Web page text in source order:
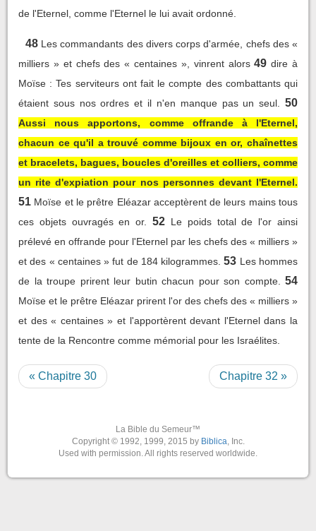
de l'Eternel, comme l'Eternel le lui avait ordonné.
48 Les commandants des divers corps d'armée, chefs des «
milliers » et chefs des « centaines », vinrent alors 49 dire à
Moïse : Tes serviteurs ont fait le compte des combattants qui
étaient sous nos ordres et il n'en manque pas un seul.
50
Aussi nous apportons, comme offrande à l'Eternel,
chacun ce qu'il a trouvé comme bijoux en or, chaînettes
et bracelets, bagues, boucles d'oreilles et colliers, comme
un rite d'expiation pour nos personnes devant l'Eternel.
51 Moïse et le prêtre Eléazar acceptèrent de leurs mains tous
ces objets ouvragés en or.
52 Le poids total de l'or ainsi
prélevé en offrande pour l'Eternel par les chefs des « milliers »
et des « centaines » fut de 184 kilogrammes. 53 Les hommes
de la troupe prirent leur butin chacun pour son compte.
54
Moïse et le prêtre Eléazar prirent l'or des chefs des « milliers »
et des « centaines » et l'apportèrent devant l'Eternel dans la
tente de la Rencontre comme mémorial pour les Israélites.
« Chapitre 30 Chapitre 32 »
La Bible du Semeur™
Copyright © 1992, 1999, 2015 by Biblica, Inc.
Used with permission. All rights reserved worldwide.